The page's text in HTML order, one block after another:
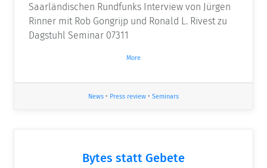
Saarländischen Rundfunks Interview von Jürgen
Rinner mit Rob Gongrijp und Ronald L. Rivest zu
Dagstuhl Seminar 07311
More
News • Press review • Seminars
Bytes statt Gebete